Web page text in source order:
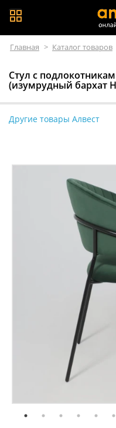
Главная > Каталог товаров
Стул с
(изумрудный бархат
Другие товары Алвест